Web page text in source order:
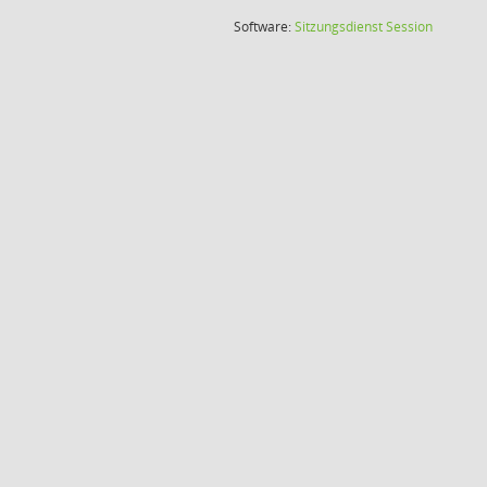
Software:SitzungsdienstSession(Wird in